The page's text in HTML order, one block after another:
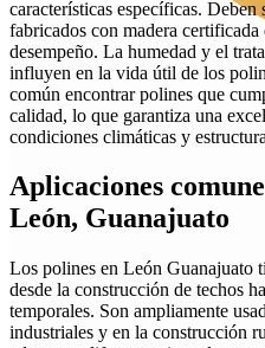
características específicas. Deben
fabricados con madera
desempeño. La humedad y el
influyen en la vida útil de los
común encontrar polines que
calidad, lo que garantiza una
condiciones climáticas y
Aplicaciones
León, Guanajuato
Los polines en León Guanajuato
desde la construcción de techos
temporales. Son ampliamente
industriales y en la construcción